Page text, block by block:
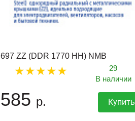
697 ZZ (DDR 1770 HH) NMB
29
В наличии
585 р. Купить